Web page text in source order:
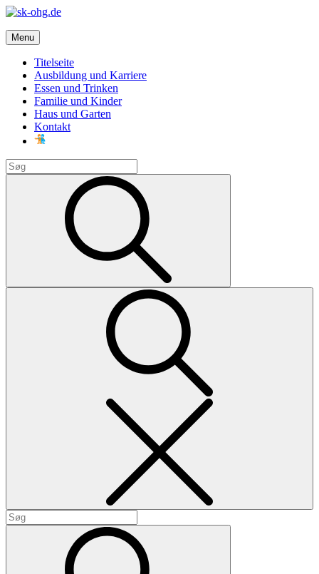
Skip
content
sk-ohg.de
Die besten Neuigkeiten
Menu
Titelseite
Ausbildung und Karriere
Essen und Trinken
Familie und Kinder
Haus und Garten
Kontakt
Search
for:
Search
for: